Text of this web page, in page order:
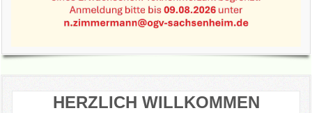
HERZLICH WILLKOMMEN